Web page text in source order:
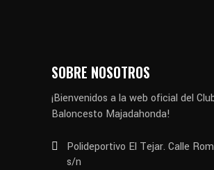
SOBRE NOSOTROS
¡Bienvenidos a la web oficial del
Baloncesto Majadahonda!
Polideportivo El Tejar. Calle
s/n